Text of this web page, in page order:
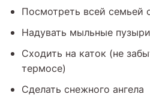
Посмотреть всей семьей
Надувать мыльные
Сходить на каток (не
термосе)
Сделать снежного ангела